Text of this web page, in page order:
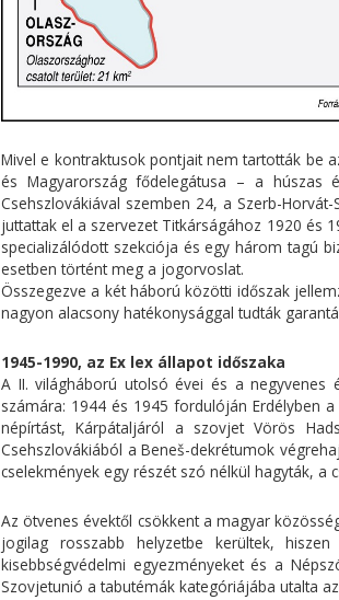
Mivel e kontraktusok pontjait nem tartották be
és Magyarország fődelegátusa – a húszas
Csehszlovákiával szemben 24, a Szerb-
juttattak el a szervezet Titkárságához 1920 és
specializálódott szekciója és egy három tagú
esetben történt meg a jogorvoslat.
Összegezve a két háború közötti időszak
nagyon alacsony hatékonysággal tudták
1945-1990, az Ex lex állapot időszaka
A II. világháború utolsó évei és a
számára: 1944 és 1945 fordulóján Erdélyben
népírtást, Kárpátaljáról a szovjet Vörös
Csehszlovákiából a Beneš-dekrétumok
cselekmények egy részét szó nélkül hagyták, a
Az ötvenes évektől csökkent a magyar
jogilag rosszabb helyzetbe kerültek,
kisebbségvédelmi egyezményeket és a
Szovjetunió a tabutémák kategóriájába utalta